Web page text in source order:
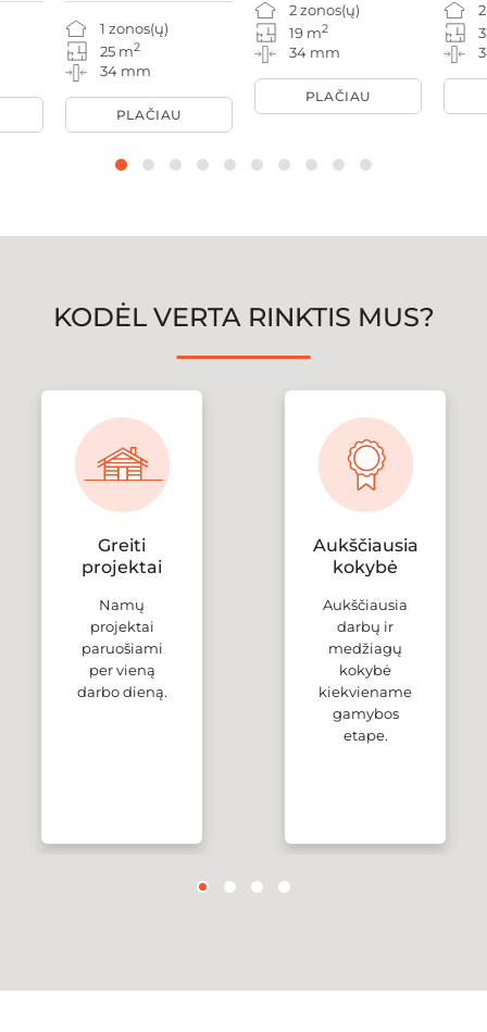
1 zonos(ų)
25 m2
34 mm
PLAČIAU
2 zonos(ų)
19 m2
34 mm
PLAČIAU
KODĖL VERTA RINKTIS MUS?
Greiti
projektai
Namų
projektai
paruošiami
per vieną
darbo dieną.
Aukščiausia
kokybė
Aukščiausia
darbų ir
medžiagų
kokybė
kiekviename
gamybos
etape.